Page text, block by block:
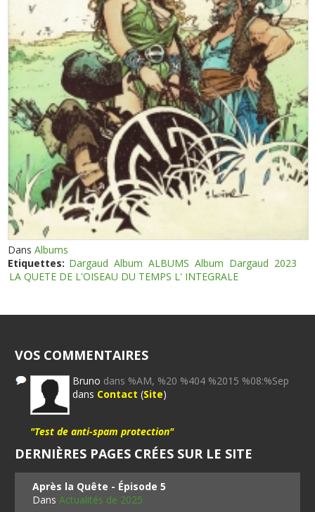
DansAlbums
Etiquettes: Dargaud Album ALBUMS Album Dargaud 2023
LA QUETE DE L'OISEAU DU TEMPS L' INTEGRALE
VOS COMMENTAIRES
Bruno dans %AM, %20 %404 %2015 %08:%Sep
dans Contact (Site)
"Test de anti-spam protection"
DERNIÈRES PAGES CRÉES SUR LE SITE
Après la Quête - Épisode 5
DansActualités de 2025